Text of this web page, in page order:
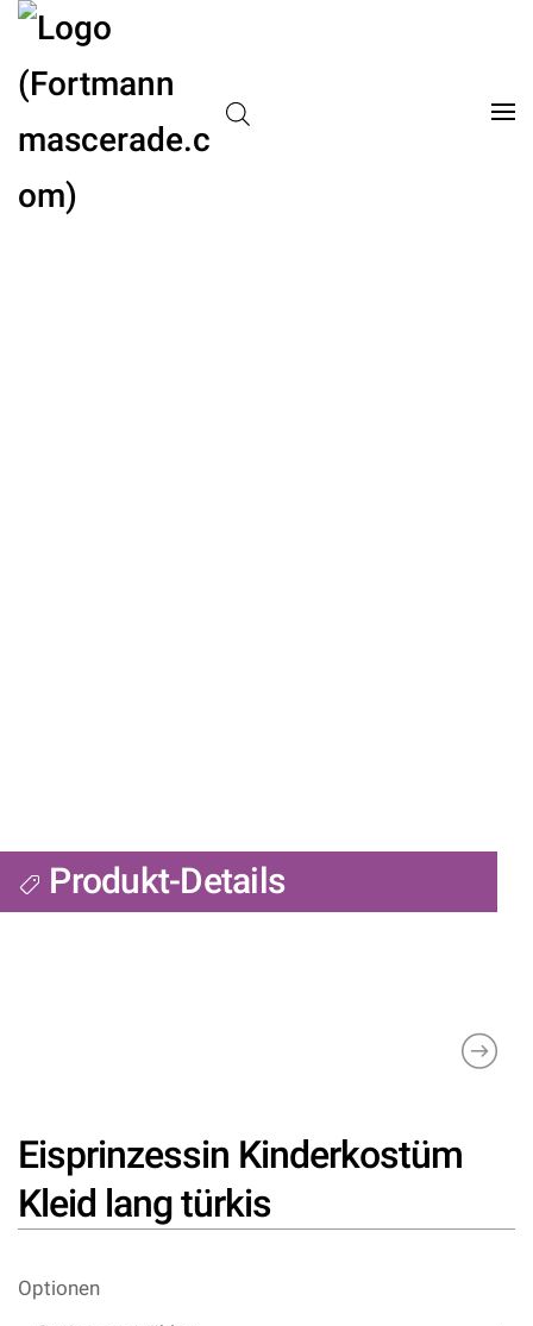
Produkt-Details
Eisprinzessin Kinderkostüm
Kleid lang türkis
Optionen